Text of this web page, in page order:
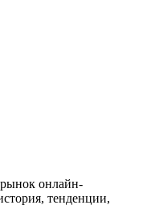
онлайн-
тенденции,